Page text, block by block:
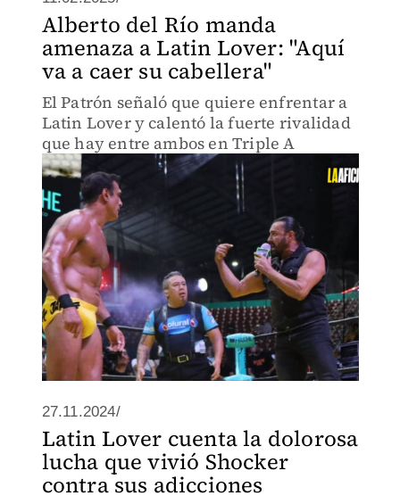
Alberto del Río manda
amenaza a Latin Lover: "Aquí
va a caer su cabellera"
El Patrón señaló que quiere enfrentar a
Latin Lover y calentó la fuerte rivalidad
que hay entre ambos en Triple A
27.11.2024/
Latin Lover cuenta la dolorosa
lucha que vivió Shocker
contra sus adicciones